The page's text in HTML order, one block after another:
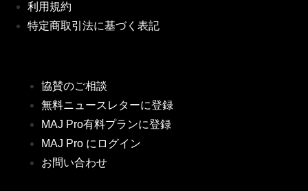
利用規約
特定商取引法に基づく表記
協賛のご相談
無料ニュースレターに登録
MAJ Pro有料プランに登録
MAJ Pro にログイン
お問い合わせ